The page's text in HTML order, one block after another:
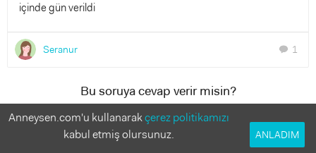
içinde gün verildi
Seranur chat 1
Bu soruya cevap verir misin?
Anneler deneyimlerinden faydalanmak istiyor!
Anneysen.com'u kullanarakçerez politikamızı
kabul etmiş olursunuz.
ANLADIM